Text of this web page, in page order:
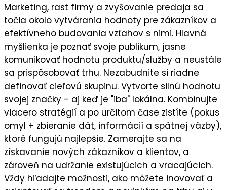
Marketing, rast firmy a zvyšovanie predaja sa
točia okolo vytvárania hodnoty pre zákazníkov a
efektívneho budovania vzťahov s nimi. Hlavná
myšlienka je poznať svoje publikum, jasne
komunikovať hodnotu produktu/služby a neustále
sa prispôsobovať trhu. Nezabudnite si riadne
definovať cieľovú skupinu. Vytvorte silnú hodnotu
svojej značky - aj keď je "iba" lokálna. Kombinujte
viacero stratégií a po určitom čase zistíte (pokus
omyl + zbieranie dát, informácií a spätnej väzby),
ktoré fungujú najlepšie. Zamerajte sa na
získavanie nových zákazníkov a klientov, a
zároveň na udržanie existujúcich a vracajúcich.
Vždy hľadajte možnosti, ako môžete inovovať a